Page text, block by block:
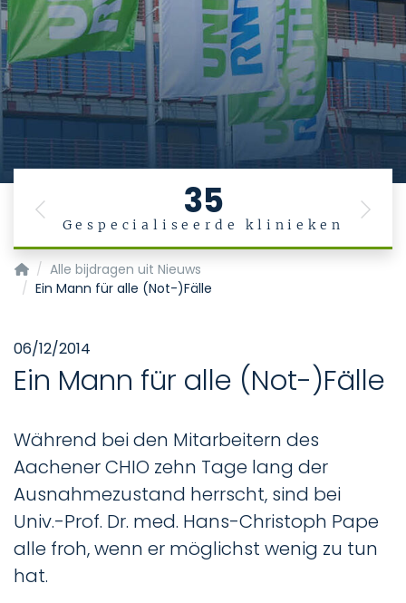
35
Gespecialiseerde klinieken
Previous Next
Startpagina
Alle bijdragen uit Nieuws
Ein Mann für alle (Not-)Fälle
06/12/2014
Ein Mann für alle (Not-)Fälle
Während bei den Mitarbeitern des
Aachener CHIO zehn Tage lang der
Ausnahmezustand herrscht, sind bei
Univ.-Prof. Dr. med. Hans-Christoph Pape
alle froh, wenn er möglichst wenig zu tun
hat.